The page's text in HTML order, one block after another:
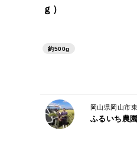
ｇ）
約500g
岡山県岡山市
ふるいち農園